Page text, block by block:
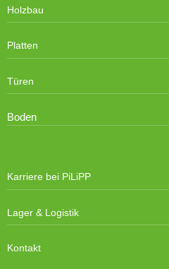
Holzbau
Platten
Türen
Boden
Karriere bei PiLiPP
Lager & Logistik
Kontakt